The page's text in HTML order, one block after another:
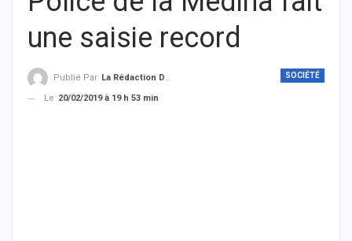
une saisie record
SOCIÉTÉ
Publié Par La Rédaction De THIEYSENEGAL.com
Le 20/02/2019 à 19 h 53 min